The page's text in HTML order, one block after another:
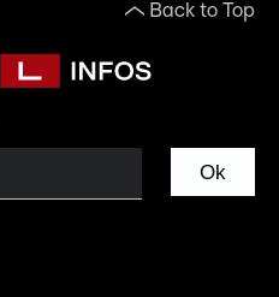
Back to Top
Ok